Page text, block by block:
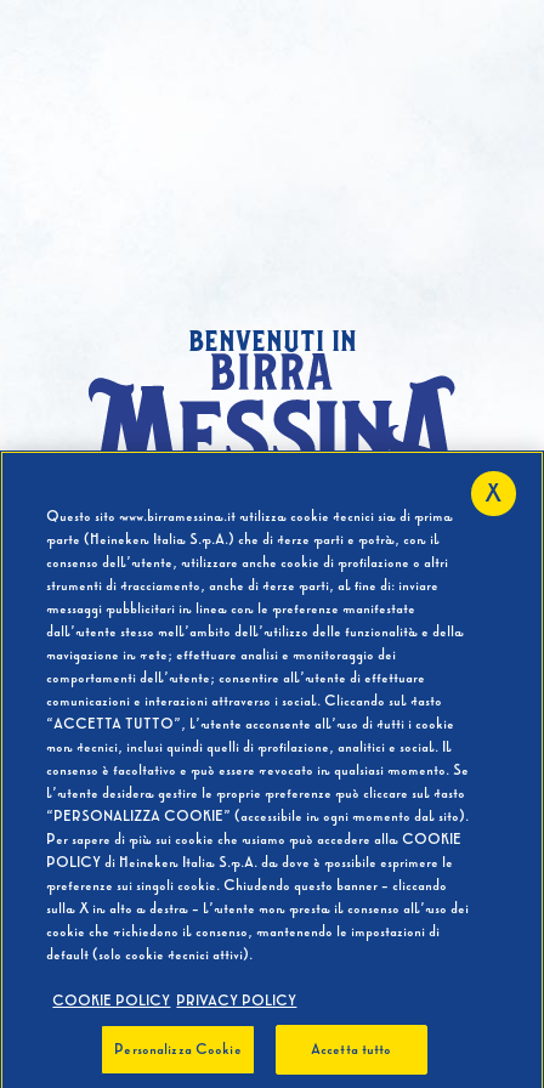
benvenuti in
Hai compiuto 18 Anni?
SI NO
BEVI RESPONSABILMENTE
Questo sito www.birramessina.it utilizza cookie tecnici sia di prima
parte (Heineken Italia S.p.A.) che di terze parti e potrà, con il
consenso dell’utente, utilizzare anche cookie di profilazione o altri
strumenti di tracciamento, anche di terze parti, al fine di: inviare
messaggi pubblicitari in linea con le preferenze manifestate
dall’utente stesso nell’ambito dell’utilizzo delle funzionalità e della
navigazione in rete; effettuare analisi e monitoraggio dei
comportamenti dell’utente; consentire all’utente di effettuare
comunicazioni e interazioni attraverso i social. Cliccando sul tasto
“ACCETTA TUTTO”, l’utente acconsente all’uso di tutti i cookie
non tecnici, inclusi quindi quelli di profilazione, analitici e social. Il
consenso è facoltativo e può essere revocato in qualsiasi momento. Se
l’utente desidera gestire le proprie preferenze può cliccare sul tasto
“PERSONALIZZA COOKIE” (accessibile in ogni momento dal sito).
Per sapere di più sui cookie che usiamo può accedere alla COOKIE
POLICY di Heineken Italia S.p.A. da dove è possibile esprimere le
preferenze sui singoli cookie. Chiudendo questo banner - cliccando
sulla X in alto a destra - l’utente non presta il consenso all’uso dei
cookie che richiedono il consenso, mantenendo le impostazioni di
default (solo cookie tecnici attivi).
COOKIE POLICY PRIVACY POLICY
Personalizza Cookie Accetta tutto
X